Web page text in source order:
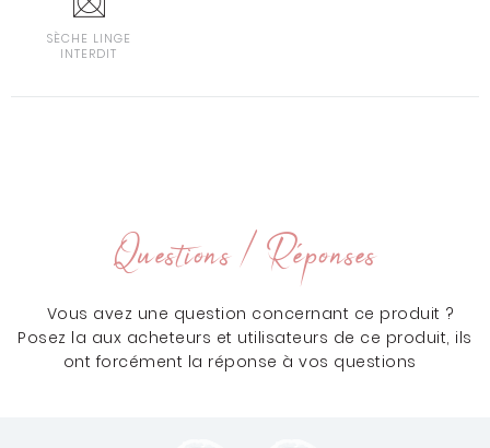
SÈCHE LINGE
INTERDIT
Questions / Réponses
Vous avez une question concernant ce produit ?
Posez la aux acheteurs et utilisateurs de ce produit, ils
ont forcément la réponse à vos questions